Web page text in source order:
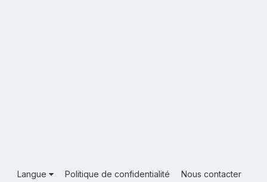
Langue Politique de confidentialité
Nous contacter